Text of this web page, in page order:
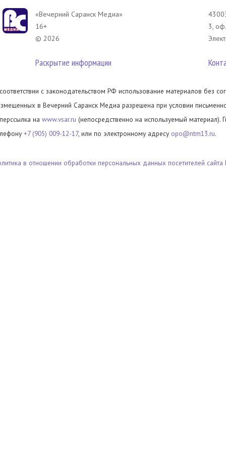
«Вечерний Саранск Mедиа»
16+
© 2026
Раскрытие информации
3,
с законодательством РФ использование материалов без
в Вечерний Саранск Медиа разрешена при условии
на www.vsar.ru (непосредственно на используемый материал).
+7 (905) 009-12-17, или по электронному адресу opo@ntm13.ru.
в отношении обработки персональных данных посетителей